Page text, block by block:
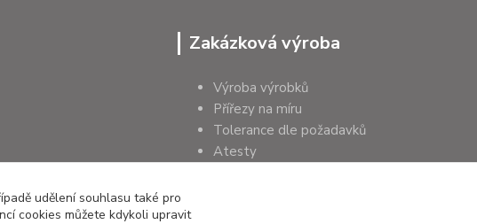
Zakázková výroba
Výroba výrobků
Přířezy na míru
Tolerance dle požadavků
Atesty
udělení souhlasu také pro
cookies můžete kdykoli upravit